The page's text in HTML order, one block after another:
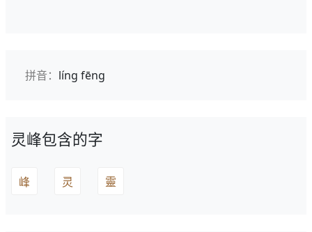
拼音： líng fēng
灵峰包含的字
峰 灵 靈